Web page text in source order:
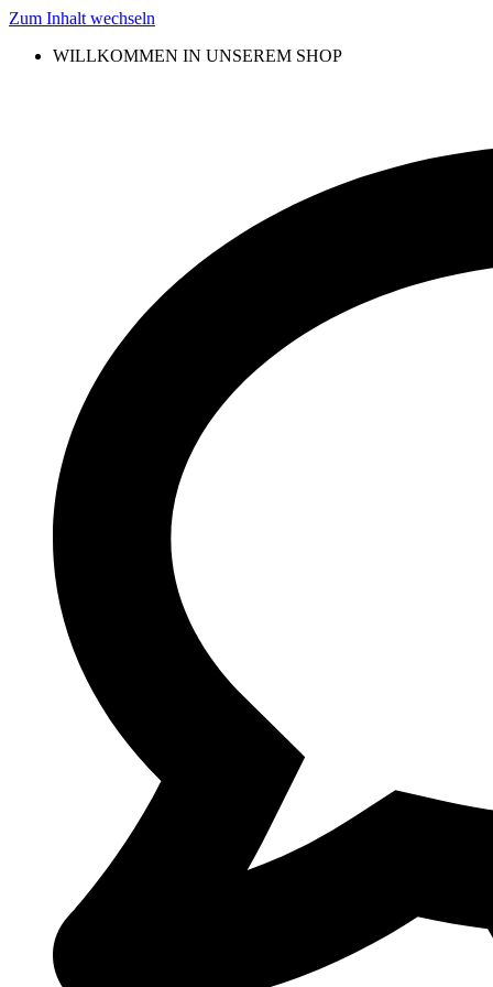
Zum Inhalt wechseln
WILLKOMMEN IN UNSEREM SHOP